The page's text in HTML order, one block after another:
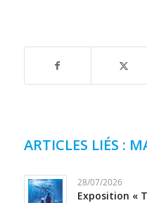
ARTICLES LIÉS :
28/07/2026
Exposition «